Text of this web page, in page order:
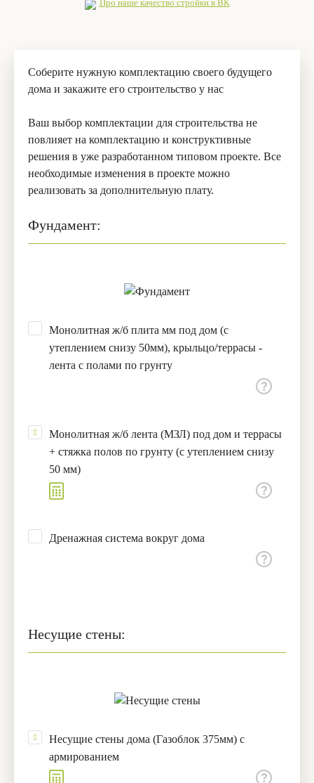
Про наше качество стройки в ВК
Соберите нужную комплектацию своего будущего
дома и закажите его строительство у нас
Ваш выбор комплектации для строительства не
повлияет на комплектацию и конструктивные
решения в уже разработанном типовом проекте. Все
необходимые изменения в проекте можно
реализовать за дополнительную плату.
Фундамент:
Монолитная ж/б плита мм под дом (с
утеплением снизу 50мм), крыльцо/террасы -
лента с полами по грунту
Монолитная ж/б лента (МЗЛ) под дом и террасы
+ стяжка полов по грунту (с утеплением снизу
50 мм)
Дренажная система вокруг дома
Несущие стены:
Несущие стены дома (Газоблок 375мм) с
армированием